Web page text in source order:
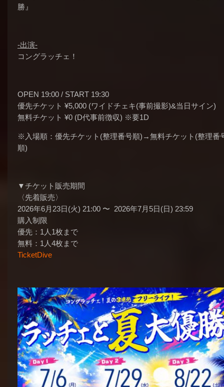
勝』
-出演-
コングラッチェ！
OPEN 19:00 / START 19:30
優先チケット ¥5,000 (ワイドチェキ(事前撮影)&当日サイン)
無料チケット ¥0 (D代事前徴収) ※要1D
※入場順：優先チケット(整理番号順)→無料チケット(整理番
順)
▼チケット販売期間
〈先着販売〉
2026年6月23日(火) 21:00 〜 2026年7月5日(日) 23:59
購入制限
優先：1人1枚まで
無料：1人4枚まで
TicketDive